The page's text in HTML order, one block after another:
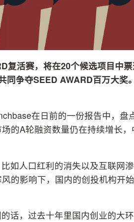
复活赛，将在20个候选项目中
同争夺SEED AWARD百万大
在日前的一份报告中，
的A轮融资数量仍在持续增长
如人口红利的消失以及互联网
的影响下，国内的创投机构开
话，过去十年里国内创业的大